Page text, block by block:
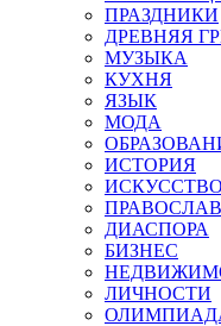
ПРАЗДНИКИ
ДРЕВНЯЯ
МУЗЫКА
КУХНЯ
ЯЗЫК
МОДА
ИСТОРИЯ
ИСКУССТВО
ДИАСПОРА
БИЗНЕС
ЛИЧНОСТИ